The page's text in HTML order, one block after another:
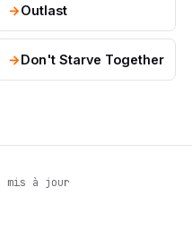
Outlast
Don't Starve Together
mis à jour